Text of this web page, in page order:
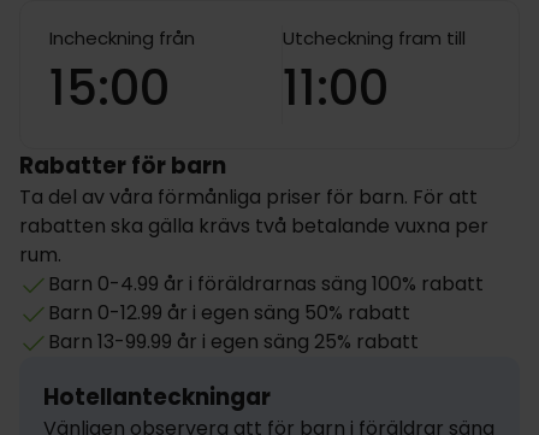
Incheckning från
15:00
Utcheckning fram till
11:00
Rabatter för barn
Ta del av våra förmånliga priser för barn. För att
rabatten ska gälla krävs två betalande vuxna per
rum.
Barn 0-4.99 år i föräldrarnas säng 100% rabatt
Barn 0-12.99 år i egen säng 50% rabatt
Barn 13-99.99 år i egen säng 25% rabatt
Hotellanteckningar
Vänligen observera att för barn i föräldrar säng